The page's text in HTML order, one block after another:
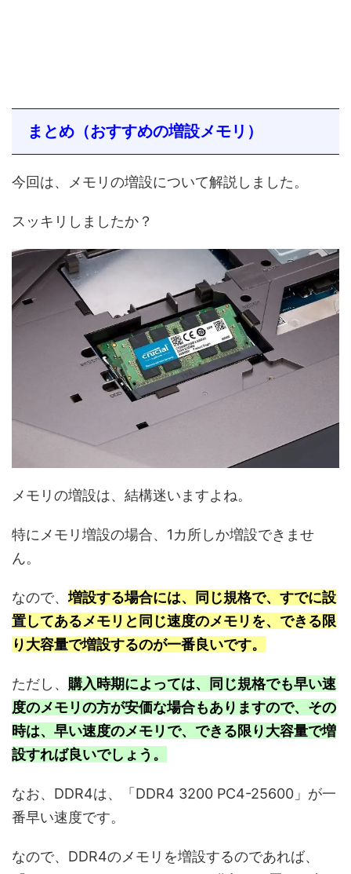
まとめ（おすすめの増設メモリ）
今回は、メモリの増設について解説しました。
スッキリしましたか？
メモリの増設は、結構迷いますよね。
特にメモリ増設の場合、1カ所しか増設できませ
ん。
なので、増設する場合には、同じ規格で、すでに設
置してあるメモリと同じ速度のメモリを、できる限
り大容量で増設するのが一番良いです。
ただし、 購入時期によっては、同じ規格でも早い速
度のメモリの方が安価な場合もありますので、その
時は、早い速度のメモリで、できる限り大容量で増
設すれば良いでしょう。
なお、DDR4は、「DDR4 3200 PC4-25600」が一
番早い速度です。
なので、DDR4のメモリを増設するのであれば、